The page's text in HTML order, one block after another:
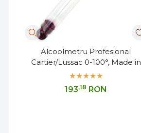
Alcoolmetru Profesional
Cartier/Lussac 0-100°, Made in
France, 17cm
193,18 RON